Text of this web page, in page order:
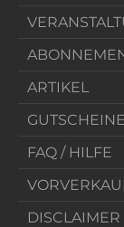
ARTIKEL
GUTSCHEINE
FAQ / HILFE
DISCLAIMER